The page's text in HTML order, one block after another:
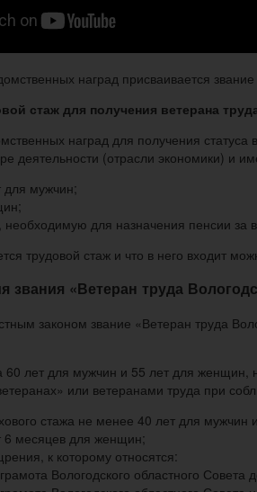
наград присваивается
стаж для получения ветерана
наград для получения
деятельности (отрасли экономики) и
для мужчин;
необходимую для назначения пенсии за
трудовой стаж и что в него входит
звания «Ветеран труда
законом звание «Ветеран труда
60 лет для мужчин и 55 лет для
или ветеранами труда при
стажа не менее 40 лет для
6 месяцев для женщин;
к которому относятся:
Вологодского областного Совета